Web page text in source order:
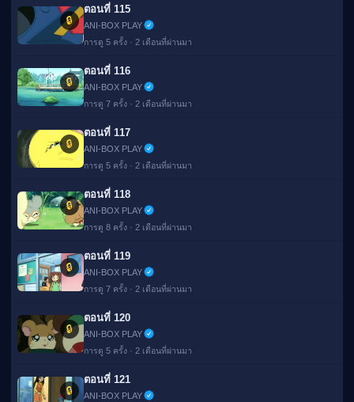
🔒
ตอนที่ 115
ANI-BOX PLAY
การดู 5 ครั้ง · 2 เดือนที่ผ่านมา
🔒
ตอนที่ 116
ANI-BOX PLAY
การดู 7 ครั้ง · 2 เดือนที่ผ่านมา
🔒
ตอนที่ 117
ANI-BOX PLAY
การดู 5 ครั้ง · 2 เดือนที่ผ่านมา
🔒
ตอนที่ 118
ANI-BOX PLAY
การดู 8 ครั้ง · 2 เดือนที่ผ่านมา
🔒
ตอนที่ 119
ANI-BOX PLAY
การดู 7 ครั้ง · 2 เดือนที่ผ่านมา
🔒
ตอนที่ 120
ANI-BOX PLAY
การดู 5 ครั้ง · 2 เดือนที่ผ่านมา
🔒
ตอนที่ 121
ANI-BOX PLAY